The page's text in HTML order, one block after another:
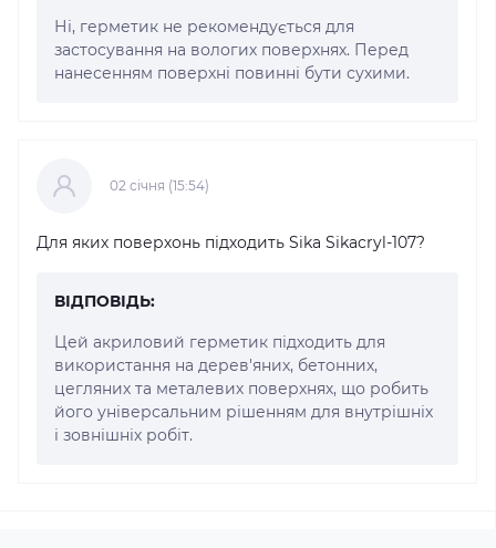
Ні, герметик не рекомендується для
застосування на вологих поверхнях. Перед
нанесенням поверхні повинні бути сухими.
02 cічня (15:54)
Для яких поверхонь підходить Sika Sikacryl-107?
ВІДПОВІДЬ:
Цей акриловий герметик підходить для
використання на дерев'яних, бетонних,
цегляних та металевих поверхнях, що робить
його універсальним рішенням для внутрішніх
і зовнішніх робіт.